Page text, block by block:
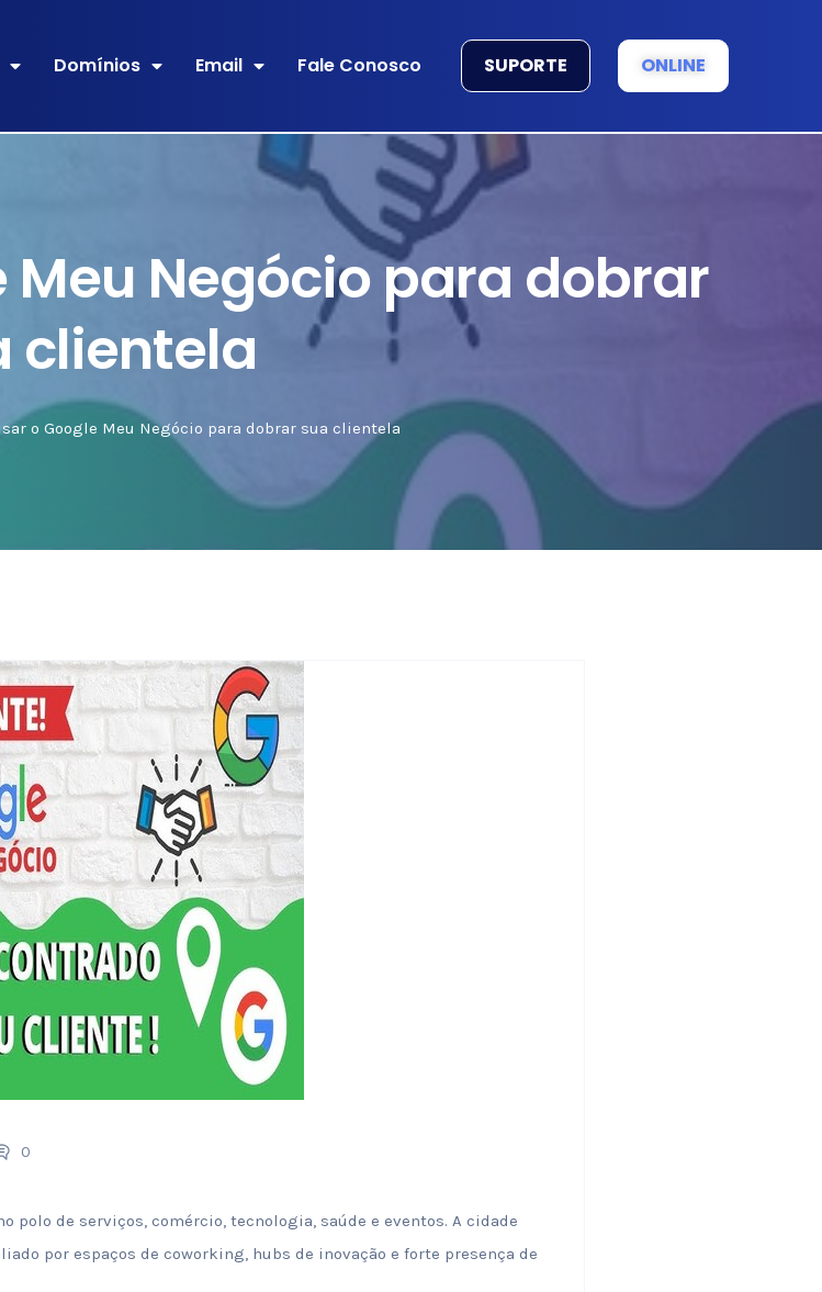
Domínios Email Fale Conosco SUPORTE ONLINE
Meu Negócio para dobrar
clientela
o Google Meu Negócio para dobrar sua clientela
0
polo de serviços, comércio, tecnologia, saúde e eventos. A cidade
por espaços de coworking, hubs de inovação e forte presença de